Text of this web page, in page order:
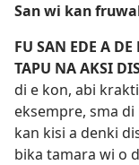
San wi kan
FU SAN EDE A
TAPU NA AKSI
di e kon, abi
eksempre, sma
kan kisi a denki
bika tamara wi o